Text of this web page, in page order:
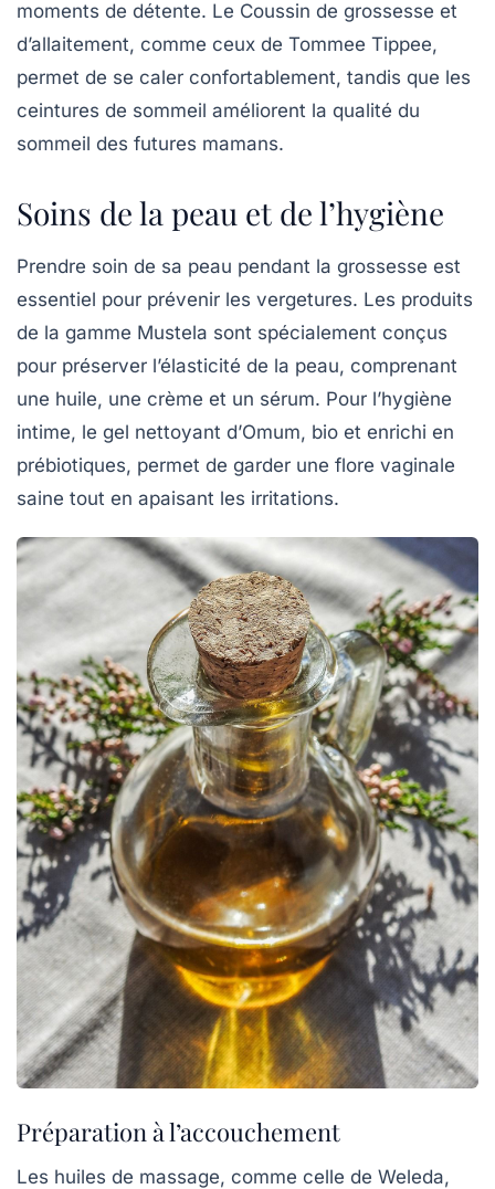
moments de détente. Le Coussin de grossesse et
d’allaitement, comme ceux de Tommee Tippee,
permet de se caler confortablement, tandis que les
ceintures de sommeil améliorent la qualité du
sommeil des futures mamans.
Soins de la peau et de l’hygiène
Prendre soin de sa peau pendant la grossesse est
essentiel pour prévenir les vergetures. Les produits
de la gamme Mustela sont spécialement conçus
pour préserver l’élasticité de la peau, comprenant
une huile, une crème et un sérum. Pour l’hygiène
intime, le gel nettoyant d’Omum, bio et enrichi en
prébiotiques, permet de garder une flore vaginale
saine tout en apaisant les irritations.
Préparation à l’accouchement
Les huiles de massage, comme celle de Weleda,